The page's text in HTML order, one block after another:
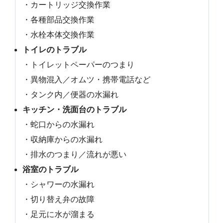
・カートリッジ交換作業
・各種部品交換作業
・水栓本体交換作業
トイレのトラブル
・トイレットペーパーのつまり
・異物混入／オムツ・携帯電話など
・タンク内／便器の水漏れ
キッチン・洗面台のトラブル
・蛇口からの水漏れ
・収納庫からの水漏れ
・排水のつまり／流れが悪い
浴室のトラブル
・シャワーの水漏れ
・切り替え弁の故障
・足元に水が溜まる